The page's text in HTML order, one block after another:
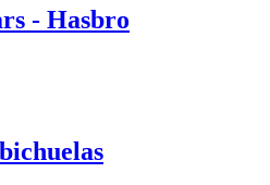
- Hasbro